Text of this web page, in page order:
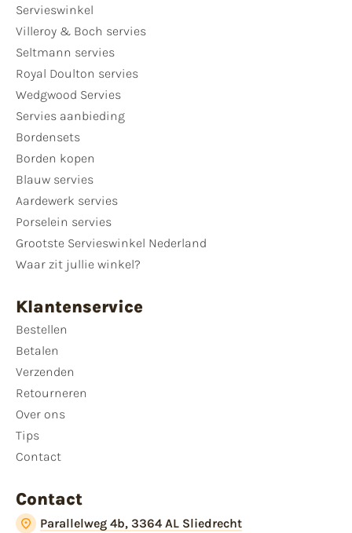
Servieswinkel
Villeroy & Boch servies
Seltmann servies
Royal Doulton servies
Wedgwood Servies
Servies aanbieding
Bordensets
Borden kopen
Blauw servies
Aardewerk servies
Porselein servies
Grootste Servieswinkel Nederland
Waar zit jullie winkel?
Klantenservice
Bestellen
Betalen
Verzenden
Retourneren
Over ons
Tips
Contact
Contact
Parallelweg 4b, 3364 AL Sliedrecht